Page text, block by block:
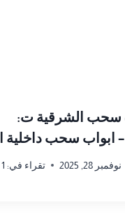
سحب الشرقية ت:
نوفمبر 28, 2025 تقراء في: